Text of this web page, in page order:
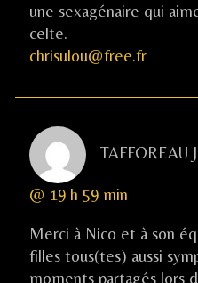
une sexagénaire qui
celte.
chrisulou@free.fr
TAFFOREAU
@ 19 h 59 min
Merci à Nico et à son
filles tous(tes) aussi
moments partagés lors